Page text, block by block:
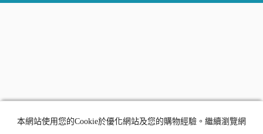
本網站使用您的Cookie於優化網站及您的購物經驗。繼續瀏覽網